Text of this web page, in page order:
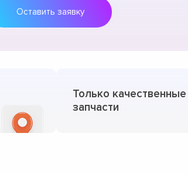
Оставить заявку
Только
запчасти